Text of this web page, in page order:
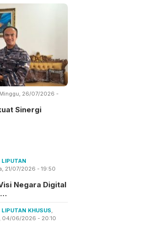
Minggu, 26/07/2026 -
Sinergi
LIPUTAN
21/07/2026 - 19:50
Negara Digital
LIPUTAN KHUSUS,
04/06/2026 - 20:10